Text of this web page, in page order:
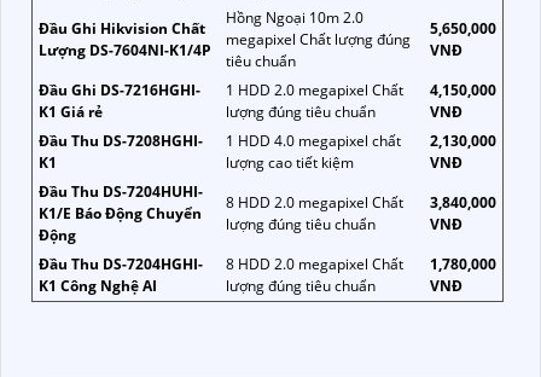
Đầu Ghi Hikvision Chất
Lượng DS-7604NI-K1/4P
Hồng Ngoại 10m 2.0
megapixel Chất lượng đúng
tiêu chuẩn
5,650,000
VNĐ
Đầu Ghi DS-7216HGHI-
K1 Giá rẻ
1 HDD 2.0 megapixel Chất
lượng đúng tiêu chuẩn
4,150,000
VNĐ
Đầu Thu DS-7208HGHI-
K1
1 HDD 4.0 megapixel chất
lượng cao tiết kiệm
2,130,000
VNĐ
Đầu Thu DS-7204HUHI-
K1/E Báo Động Chuyển
Động
8 HDD 2.0 megapixel Chất
lượng đúng tiêu chuẩn
3,840,000
VNĐ
Đầu Thu DS-7204HGHI-
K1 Công Nghệ AI
8 HDD 2.0 megapixel Chất
lượng đúng tiêu chuẩn
1,780,000
VNĐ